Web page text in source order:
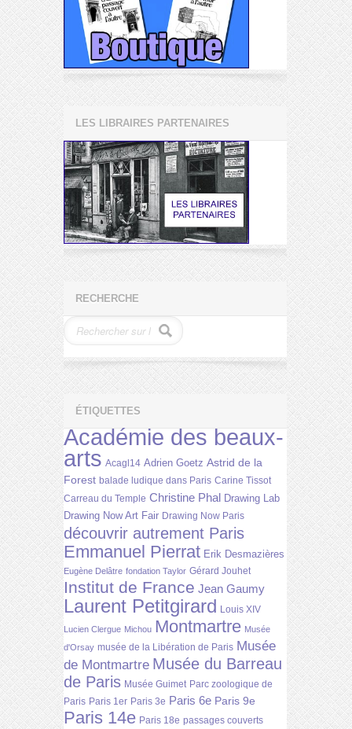
LES LIBRAIRES PARTENAIRES
RECHERCHE
ÉTIQUETTES
Académie des beaux-
arts Acagl14 Adrien Goetz Astrid de la
Forest balade ludique dans Paris Carine Tissot
Carreau du Temple Christine Phal Drawing Lab
Drawing Now Art Fair Drawing Now Paris
découvrir autrement Paris
Emmanuel Pierrat Erik Desmazières
Eugène Delâtre fondation Taylor Gérard Jouhet
Institut de France Jean Gaumy
Laurent Petitgirard Louis XIV
Lucien Clergue Michou Montmartre Musée
d'Orsay musée de la Libération de Paris Musée
de Montmartre Musée du Barreau
de Paris Musée Guimet Parc zoologique de
Paris Paris 1er Paris 3e Paris 6e Paris 9e
Paris 14e Paris 18e passages couverts